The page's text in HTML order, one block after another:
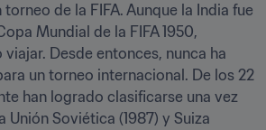
de la FIFA. Aunque la India fue
Mundial de la FIFA 1950,
Desde entonces, nunca ha
un torneo internacional. De los 22
han logrado clasificarse una vez
Unión Soviética (1987) y Suiza